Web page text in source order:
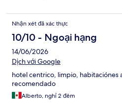
Nhận xét đã xác thực
10/10 - Ngoại hạng
14/06/2026
Dịch với Google
hotel centrico, limpio, habitaciónes
recomendado
Alberto, nghỉ 2 đêm